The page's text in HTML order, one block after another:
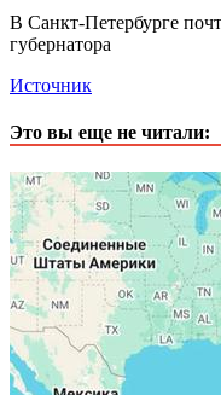
В Санкт-Петербурге
губернатора
Источник
Это вы еще не читали: